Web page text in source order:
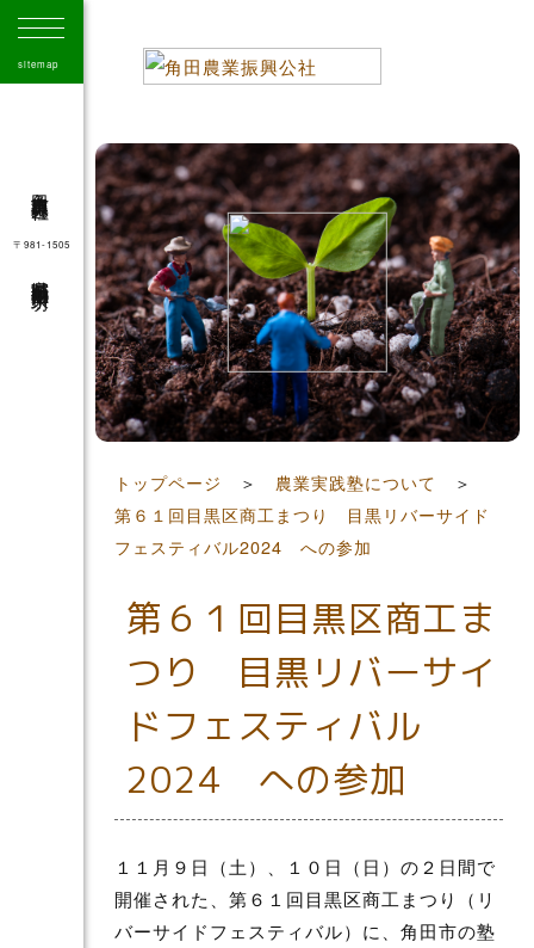
sitemap
角田市農業振興公社
〒981-1505
41
トップページ ＞ 農業実践塾について
＞
第６１回目黒区商工まつり 目黒リバーサイド
フェスティバル2024 への参加
第６１回目黒区商工ま
つり 目黒リバーサイ
ドフェスティバル
2024 への参加
１１月９日（土）、１０日（日）の２日間で
開催された、第６１回目黒区商工まつり（リ
バーサイドフェスティバル）に、角田市の塾